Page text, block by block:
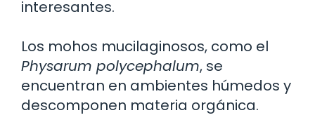
interesantes.
Los mohos mucilaginosos, como el
Physarum polycephalum, se
encuentran en ambientes húmedos y
descomponen materia orgánica.